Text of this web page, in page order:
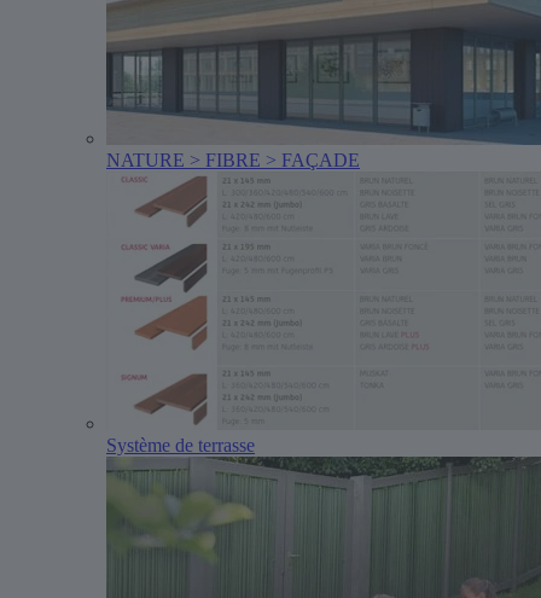
NATURE > FIBRE > FAÇADE
Système de terrasse